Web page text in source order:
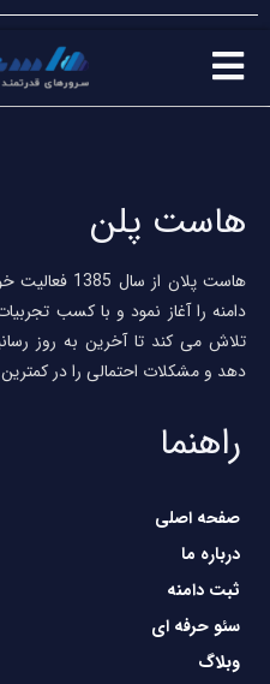
هاست پلن
هاست پلان
دامنه را آغاز نمود و با کسب
تلاش می کند تا آخرین به روز
دهد و مشکلات احتمالی را در
راهنما
صفحه اصلی
درباره ما
ثبت دامنه
سئو حرفه ای
وبلاگ